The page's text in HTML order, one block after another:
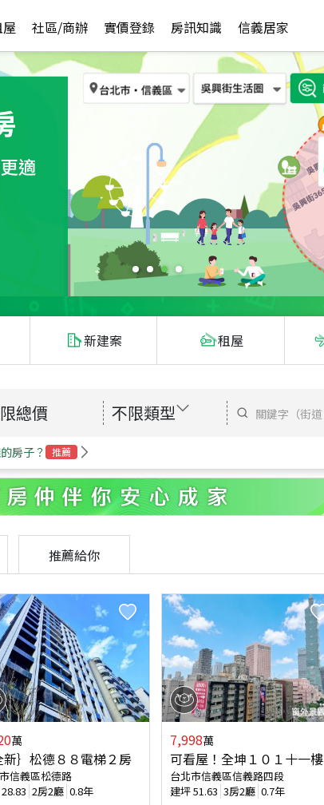
社區/商辦 實價登錄 房訊知識 信義居家
新建案 租屋
總價 不限類型
房子？ 推薦
推薦給你
萬
新｝松德８８電梯２房
信義區松德路
28.83 2房2廳 0.8年
7,998萬
可看屋！全坤１０１十一樓
台北市信義區信義路四段
建坪51.63 3房2廳 0.7年